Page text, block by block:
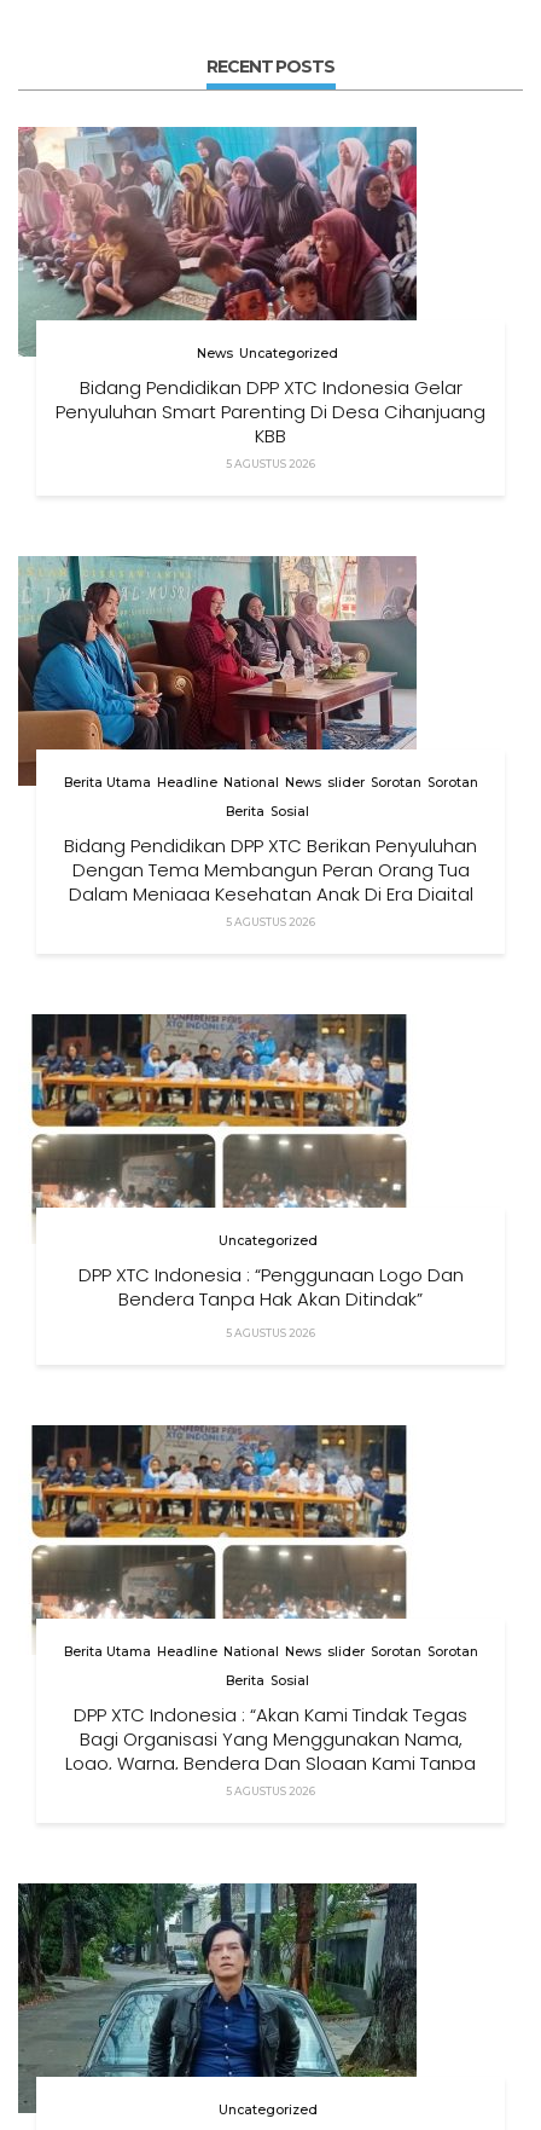
RECENT POSTS
News Uncategorized
Bidang Pendidikan DPP XTC Indonesia Gelar
Penyuluhan Smart Parenting Di Desa Cihanjuang
KBB
5 AGUSTUS 2026
Berita Utama Headline National News slider Sorotan Sorotan
Berita Sosial
Bidang Pendidikan DPP XTC Berikan Penyuluhan
Dengan Tema Membangun Peran Orang Tua
Dalam Menjaga Kesehatan Anak Di Era Digital
5 AGUSTUS 2026
Uncategorized
DPP XTC Indonesia : “Penggunaan Logo Dan
Bendera Tanpa Hak Akan Ditindak”
5 AGUSTUS 2026
Berita Utama Headline National News slider Sorotan Sorotan
Berita Sosial
DPP XTC Indonesia : “Akan Kami Tindak Tegas
Bagi Organisasi Yang Menggunakan Nama,
Logo, Warna, Bendera Dan Slogan Kami Tanpa
Izin”
5 AGUSTUS 2026
Uncategorized